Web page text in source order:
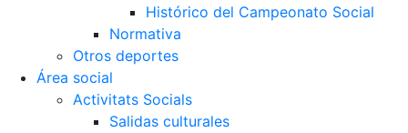
Histórico del Campeonato Social
Normativa
Otros deportes
Área social
Activitats Socials
Salidas culturales